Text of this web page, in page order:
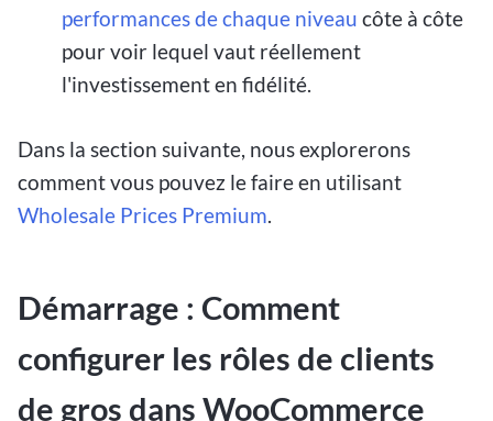
performances de chaque niveau côte à côte
pour voir lequel vaut réellement
l'investissement en fidélité.
Dans la section suivante, nous explorerons
comment vous pouvez le faire en utilisant
Wholesale Prices Premium.
Démarrage : Comment
configurer les rôles de clients
de gros dans WooCommerce